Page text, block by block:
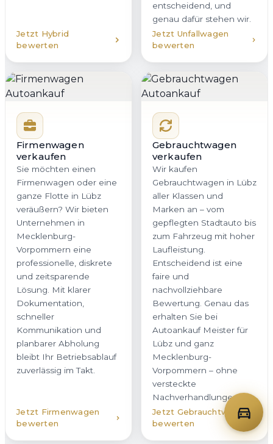
Jetzt Hybrid
bewerten
entscheidend, und
genau dafür stehen wir.
Jetzt Unfallwagen
bewerten
Firmenwagen
verkaufen
Sie möchten einen
Firmenwagen oder eine
ganze Flotte in Lübz
veräußern? Wir bieten
Unternehmen in
Mecklenburg-
Vorpommern eine
professionelle, diskrete
und zeitsparende
Lösung. Mit klarer
Dokumentation,
schneller
Kommunikation und
planbarer Abholung
bleibt Ihr Betriebsablauf
zuverlässig im Takt.
Jetzt Firmenwagen
bewerten
Gebrauchtwagen
verkaufen
Wir kaufen
Gebrauchtwagen in Lübz
aller Klassen und
Marken an – vom
gepflegten Stadtauto bis
zum Fahrzeug mit hoher
Laufleistung.
Entscheidend ist eine
faire und
nachvollziehbare
Bewertung. Genau das
erhalten Sie bei
Autoankauf Meister für
Lübz und ganz
Mecklenburg-
Vorpommern – ohne
versteckte
Nachverhandlungen.
Jetzt Gebrauchtwagen
bewerten